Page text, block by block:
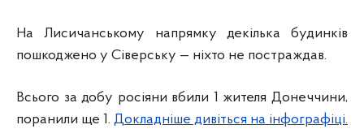
На Лисичанському напрямку декілька будинків
пошкоджено у Сіверську — ніхто не постраждав.
Всього за добу росіяни вбили 1 жителя Донеччини,
поранили ще 1. Докладніше дивіться на інфографіці.